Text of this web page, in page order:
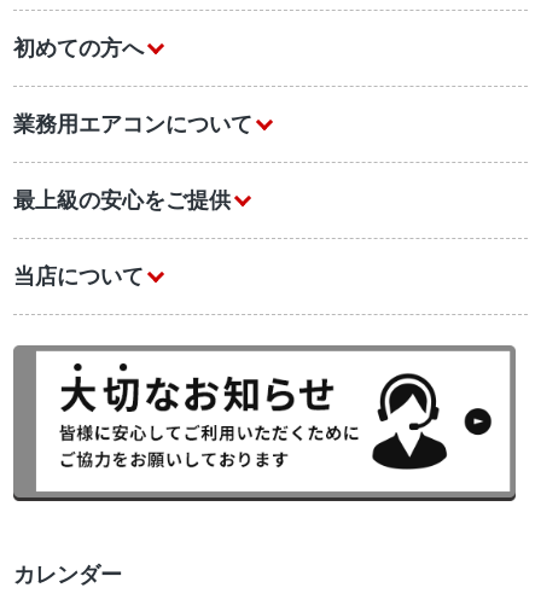
初めての方へ
業務用エアコンについて
最上級の安心をご提供
当店について
カレンダー